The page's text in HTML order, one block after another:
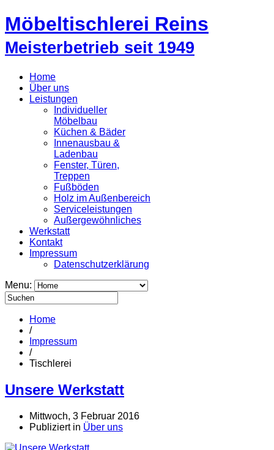
Möbeltischlerei Reins
Meisterbetrieb seit 1949
Home
Über uns
Leistungen
Individueller
Möbelbau
Küchen & Bäder
Innenausbau &
Ladenbau
Fenster, Türen,
Treppen
Fußböden
Holz im Außenbereich
Serviceleistungen
Außergewöhnliches
Werkstatt
Kontakt
Impressum
Datenschutzerklärung
Menu:
Home
/
Impressum
/
Tischlerei
Unsere Werkstatt
Mittwoch, 3 Februar 2016
Publiziert in Über uns